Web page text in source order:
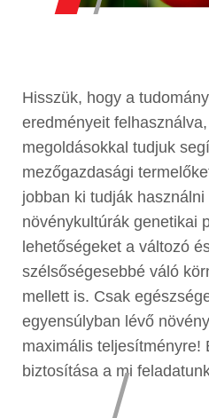
Hisszük, hogy a
eredményeit
megoldásokkal tudjuk
mezőgazdasági
jobban ki tudják
növénykultúrák genetikai
lehetőségeket a változó
szélsőségesebbé váló
mellett is. Csak
egyensúlyban lévő
maximális teljesítményre!
biztosítása a mi